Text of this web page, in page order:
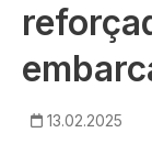
13.02.2025